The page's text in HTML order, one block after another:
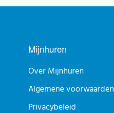
Mijnhuren
Over Mijnhuren
Algemene voorwaarden
Privacybeleid